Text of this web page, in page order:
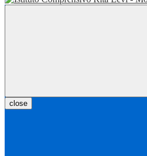
close